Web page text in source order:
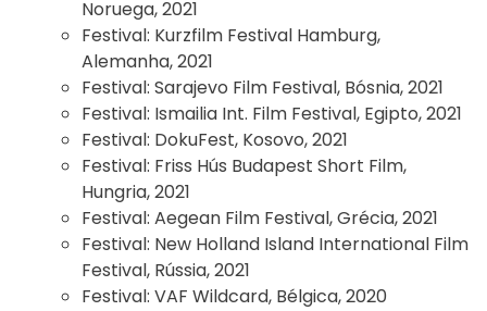
Noruega, 2021
Festival: Kurzfilm Festival Hamburg,
Alemanha, 2021
Festival: Sarajevo Film Festival, Bósnia, 2021
Festival: Ismailia Int. Film Festival, Egipto, 2021
Festival: DokuFest, Kosovo, 2021
Festival: Friss Hús Budapest Short Film,
Hungria, 2021
Festival: Aegean Film Festival, Grécia, 2021
Festival: New Holland Island International Film
Festival, Rússia, 2021
Festival: VAF Wildcard, Bélgica, 2020